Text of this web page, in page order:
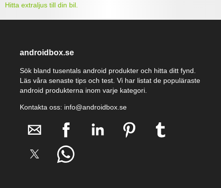
Hitta extraljus till din bil.
androidbox.se
Sök bland tusentals android produkter och hitta ditt fynd.
Läs våra senaste tips och test. Vi har listat de populäraste
android produkterna inom varje kategori.
Kontakta oss: info@androidbox.se